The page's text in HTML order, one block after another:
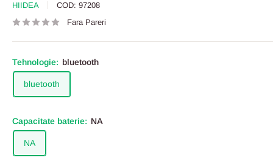
HIIDEA COD: 97208
Fara Pareri
Tehnologie: bluetooth
bluetooth
Capacitate baterie: NA
NA